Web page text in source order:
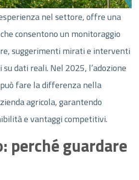
nel settore, offre una
consentono un monitoraggio
suggerimenti mirati e interventi
dati reali. Nel 2025, l’adozione
fare la differenza nella
agricola, garantendo
e vantaggi competitivi.
perché guardare